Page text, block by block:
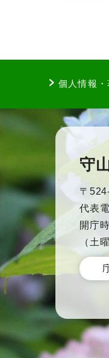
個人情報
守
〒
代表
開庁
（土